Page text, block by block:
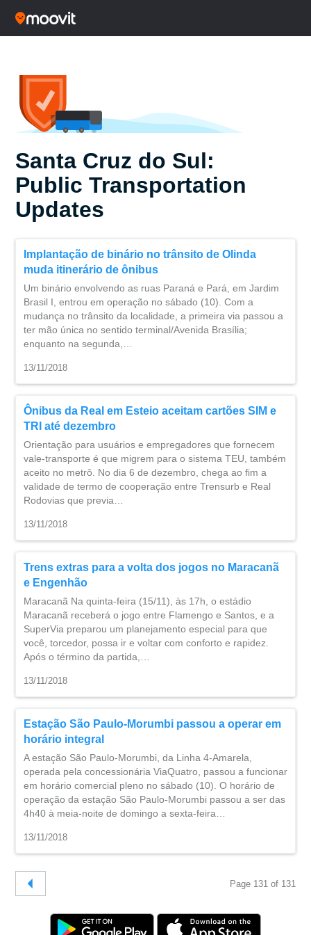
Santa Cruz do Sul:
Public Transportation
Updates
Implantação de binário no trânsito de Olinda
muda itinerário de ônibus
Um binário envolvendo as ruas Paraná e Pará, em Jardim
Brasil I, entrou em operação no sábado (10). Com a
mudança no trânsito da localidade, a primeira via passou a
ter mão única no sentido terminal/Avenida Brasília;
enquanto na segunda,…
13/11/2018
Ônibus da Real em Esteio aceitam cartões SIM e
TRI até dezembro
Orientação para usuários e empregadores que fornecem
vale-transporte é que migrem para o sistema TEU, também
aceito no metrô. No dia 6 de dezembro, chega ao fim a
validade de termo de cooperação entre Trensurb e Real
Rodovias que previa…
13/11/2018
Trens extras para a volta dos jogos no Maracanã
e Engenhão
Maracanã Na quinta-feira (15/11), às 17h, o estádio
Maracanã receberá o jogo entre Flamengo e Santos, e a
SuperVia preparou um planejamento especial para que
você, torcedor, possa ir e voltar com conforto e rapidez.
Após o término da partida,…
13/11/2018
Estação São Paulo-Morumbi passou a operar em
horário integral
A estação São Paulo-Morumbi, da Linha 4-Amarela,
operada pela concessionária ViaQuatro, passou a funcionar
em horário comercial pleno no sábado (10). O horário de
operação da estação São Paulo-Morumbi passou a ser das
4h40 à meia-noite de domingo a sexta-feira…
13/11/2018
Page 131 of 131